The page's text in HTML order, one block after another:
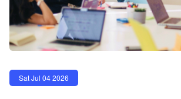
Sat Jul 04 2026